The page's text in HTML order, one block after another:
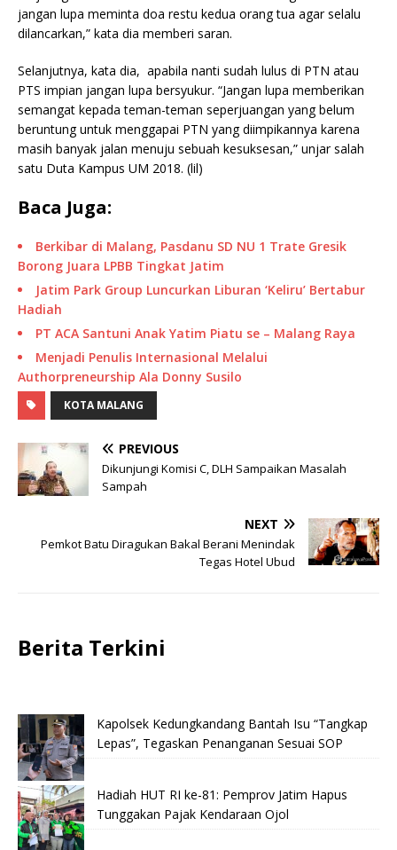
jangan lupa meminta doa restu kedua orang tua agar selalu
dilancarkan,” kata dia memberi saran.
Selanjutnya, kata dia, apabila nanti sudah lulus di PTN atau
PTS impian jangan lupa bersyukur. “Jangan lupa memberikan
semangat kepada teman-teman seperjuangan yang belum
beruntung untuk menggapai PTN yang diimpikannya karena
masih banyak jalan menuju sebuah kesuksesan,” unjar salah
satu Duta Kampus UM 2018. (lil)
Baca Juga:
Berkibar di Malang, Pasdanu SD NU 1 Trate Gresik
Borong Juara LPBB Tingkat Jatim
Jatim Park Group Luncurkan Liburan ‘Keliru’ Bertabur
Hadiah
PT ACA Santuni Anak Yatim Piatu se – Malang Raya
Menjadi Penulis Internasional Melalui
Authorpreneurship Ala Donny Susilo
KOTA MALANG
PREVIOUS
Dikunjungi Komisi C, DLH Sampaikan Masalah
Sampah
NEXT
Pemkot Batu Diragukan Bakal Berani Menindak
Tegas Hotel Ubud
Berita Terkini
Kapolsek Kedungkandang Bantah Isu “Tangkap
Lepas”, Tegaskan Penanganan Sesuai SOP
Hadiah HUT RI ke-81: Pemprov Jatim Hapus
Tunggakan Pajak Kendaraan Ojol